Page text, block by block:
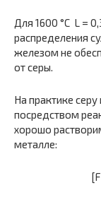
Для 1600 °C L =
распределения
железом не
от серы.
На практике
посредством
хорошо
металле: